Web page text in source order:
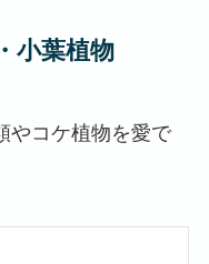
小葉植物
やコケ植物を愛で